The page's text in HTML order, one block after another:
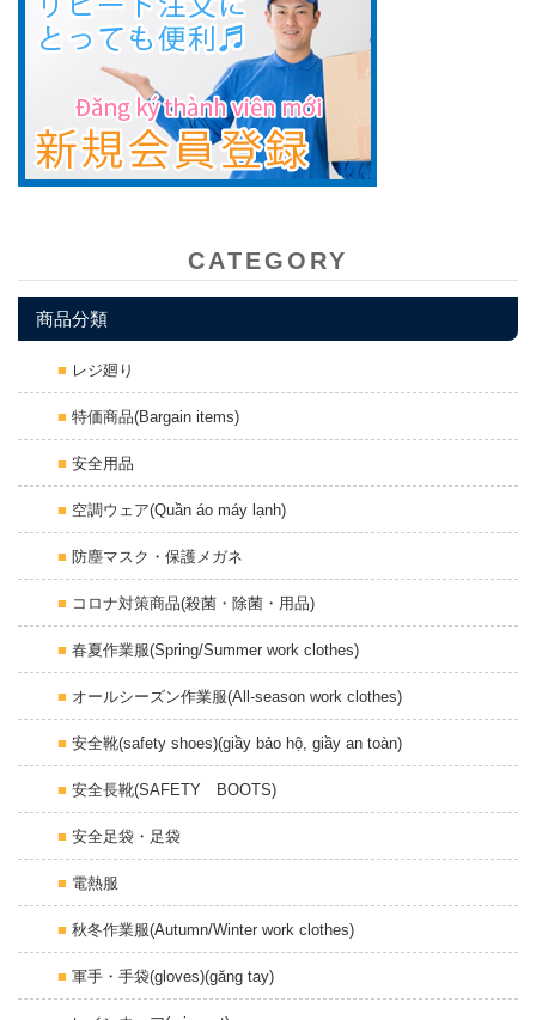
CATEGORY
商品分類
レジ廻り
特価商品(Bargain items)
安全用品
空調ウェア(Quần áo máy lạnh)
防塵マスク・保護メガネ
コロナ対策商品(殺菌・除菌・用品)
春夏作業服(Spring/Summer work clothes)
オールシーズン作業服(All-season work clothes)
安全靴(safety shoes)(giầy bảo hộ, giầy an toàn)
安全長靴(SAFETY BOOTS)
安全足袋・足袋
電熱服
秋冬作業服(Autumn/Winter work clothes)
軍手・手袋(gloves)(găng tay)